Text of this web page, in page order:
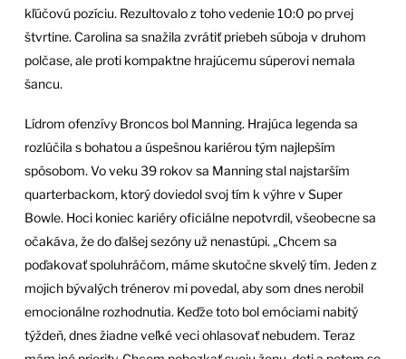
kľúčovú pozíciu. Rezultovalo z toho vedenie 10:0 po prvej
štvrtine. Carolina sa snažila zvrátiť priebeh súboja v druhom
polčase, ale proti kompaktne hrajúcemu súperovi nemala
šancu.
Lídrom ofenzívy Broncos bol Manning. Hrajúca legenda sa
rozlúčila s bohatou a úspešnou kariérou tým najlepším
spôsobom. Vo veku 39 rokov sa Manning stal najstarším
quarterbackom, ktorý doviedol svoj tím k výhre v Super
Bowle. Hoci koniec kariéry oficiálne nepotvrdil, všeobecne sa
očakáva, že do ďalšej sezóny už nenastúpi. „Chcem sa
poďakovať spoluhráčom, máme skutočne skvelý tím. Jeden z
mojich bývalých trénerov mi povedal, aby som dnes nerobil
emocionálne rozhodnutia. Keďže toto bol emóciami nabitý
týždeň, dnes žiadne veľké veci ohlasovať nebudem. Teraz